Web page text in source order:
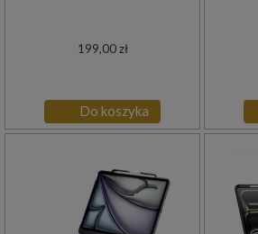
199,00 zł
Do koszyka